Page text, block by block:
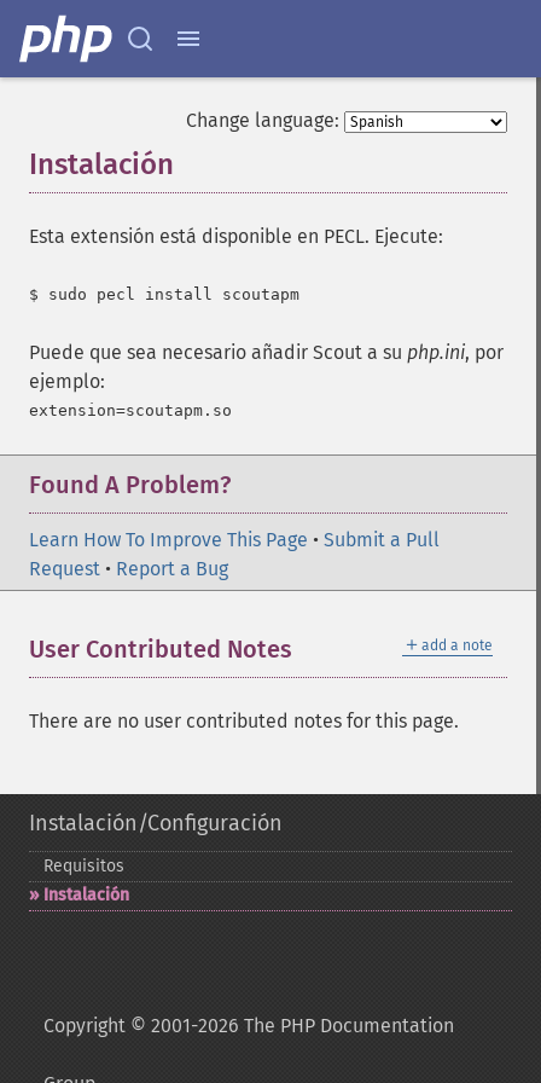
Change language:
Instalación
Esta extensión está disponible en PECL. Ejecute:
Puede que sea necesario añadir Scout a su php.ini, por
ejemplo:
Found A Problem?
Learn How To Improve This Page • Submit a Pull
Request • Report a Bug
＋ add a note
User Contributed Notes
There are no user contributed notes for this page.
Instalación/Configuración
Requisitos
Instalación
Copyright © 2001-2026 The PHP Documentation